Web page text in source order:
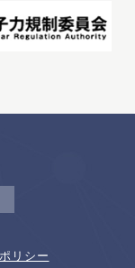
リシー